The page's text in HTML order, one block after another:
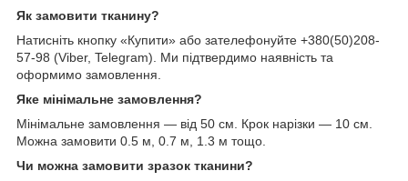
Як замовити тканину?
Натисніть кнопку «Купити» або зателефонуйте +380(50)208-
57-98 (Viber, Telegram). Ми підтвердимо наявність та
оформимо замовлення.
Яке мінімальне замовлення?
Мінімальне замовлення — від 50 см. Крок нарізки — 10 см.
Можна замовити 0.5 м, 0.7 м, 1.3 м тощо.
Чи можна замовити зразок тканини?